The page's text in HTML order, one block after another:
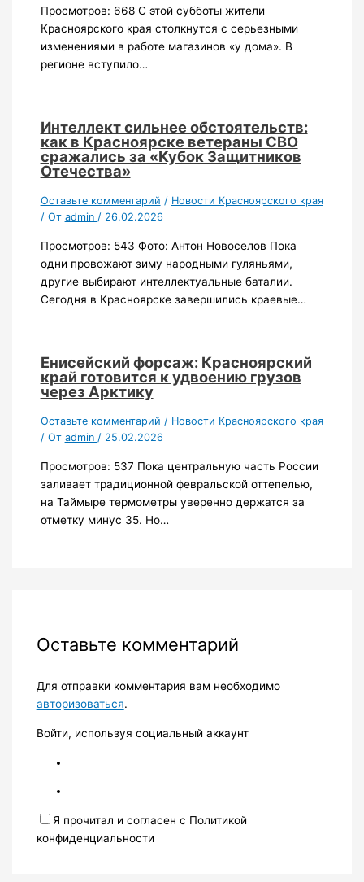
Просмотров: 668 С этой субботы жители
Красноярского края столкнутся с серьезными
изменениями в работе магазинов «у дома». В
регионе вступило…
Интеллект сильнее обстоятельств:
как в Красноярске ветераны СВО
сражались за «Кубок Защитников
Отечества»
Оставьте комментарий / Новости Красноярского края
/ От admin / 26.02.2026
Просмотров: 543 Фото: Антон Новоселов Пока
одни провожают зиму народными гуляньями,
другие выбирают интеллектуальные баталии.
Сегодня в Красноярске завершились краевые…
Енисейский форсаж: Красноярский
край готовится к удвоению грузов
через Арктику
Оставьте комментарий / Новости Красноярского края
/ От admin / 25.02.2026
Просмотров: 537 Пока центральную часть России
заливает традиционной февральской оттепелью,
на Таймыре термометры уверенно держатся за
отметку минус 35. Но…
Оставьте комментарий
Для отправки комментария вам необходимо
авторизоваться.
Войти, используя социальный аккаунт
Я прочитал и согласен с Политикой
конфиденциальности